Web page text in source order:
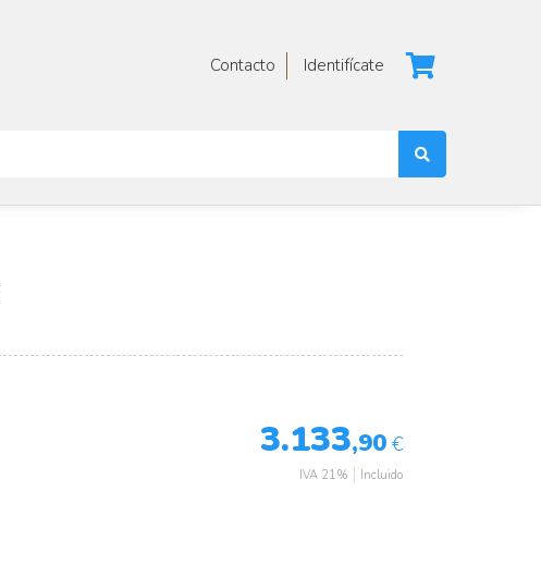
Contacto Identifícate
3.133,90 €
IVA 21% Incluido